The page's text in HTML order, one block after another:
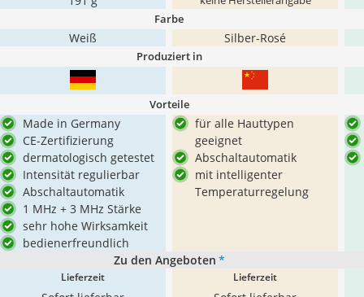
Farbe
Weiß Silber-Rosé
Produziert in
Vorteile
Made in Germany
CE-Zertifizierung
dermatologisch getestet
Intensität regulierbar
Abschaltautomatik
1 MHz + 3 MHz Stärke
sehr hohe Wirksamkeit
bedienerfreundlich
für alle Hauttypen
geeignet
Abschaltautomatik
mit intelligenter
Temperaturregelung
Zu den Angeboten *
Lieferzeit Lieferzeit